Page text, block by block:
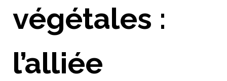
végétales :
l’alliée